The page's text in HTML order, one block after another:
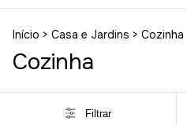
Início > Casa e Jardins > Cozinha
Cozinha
Filtrar